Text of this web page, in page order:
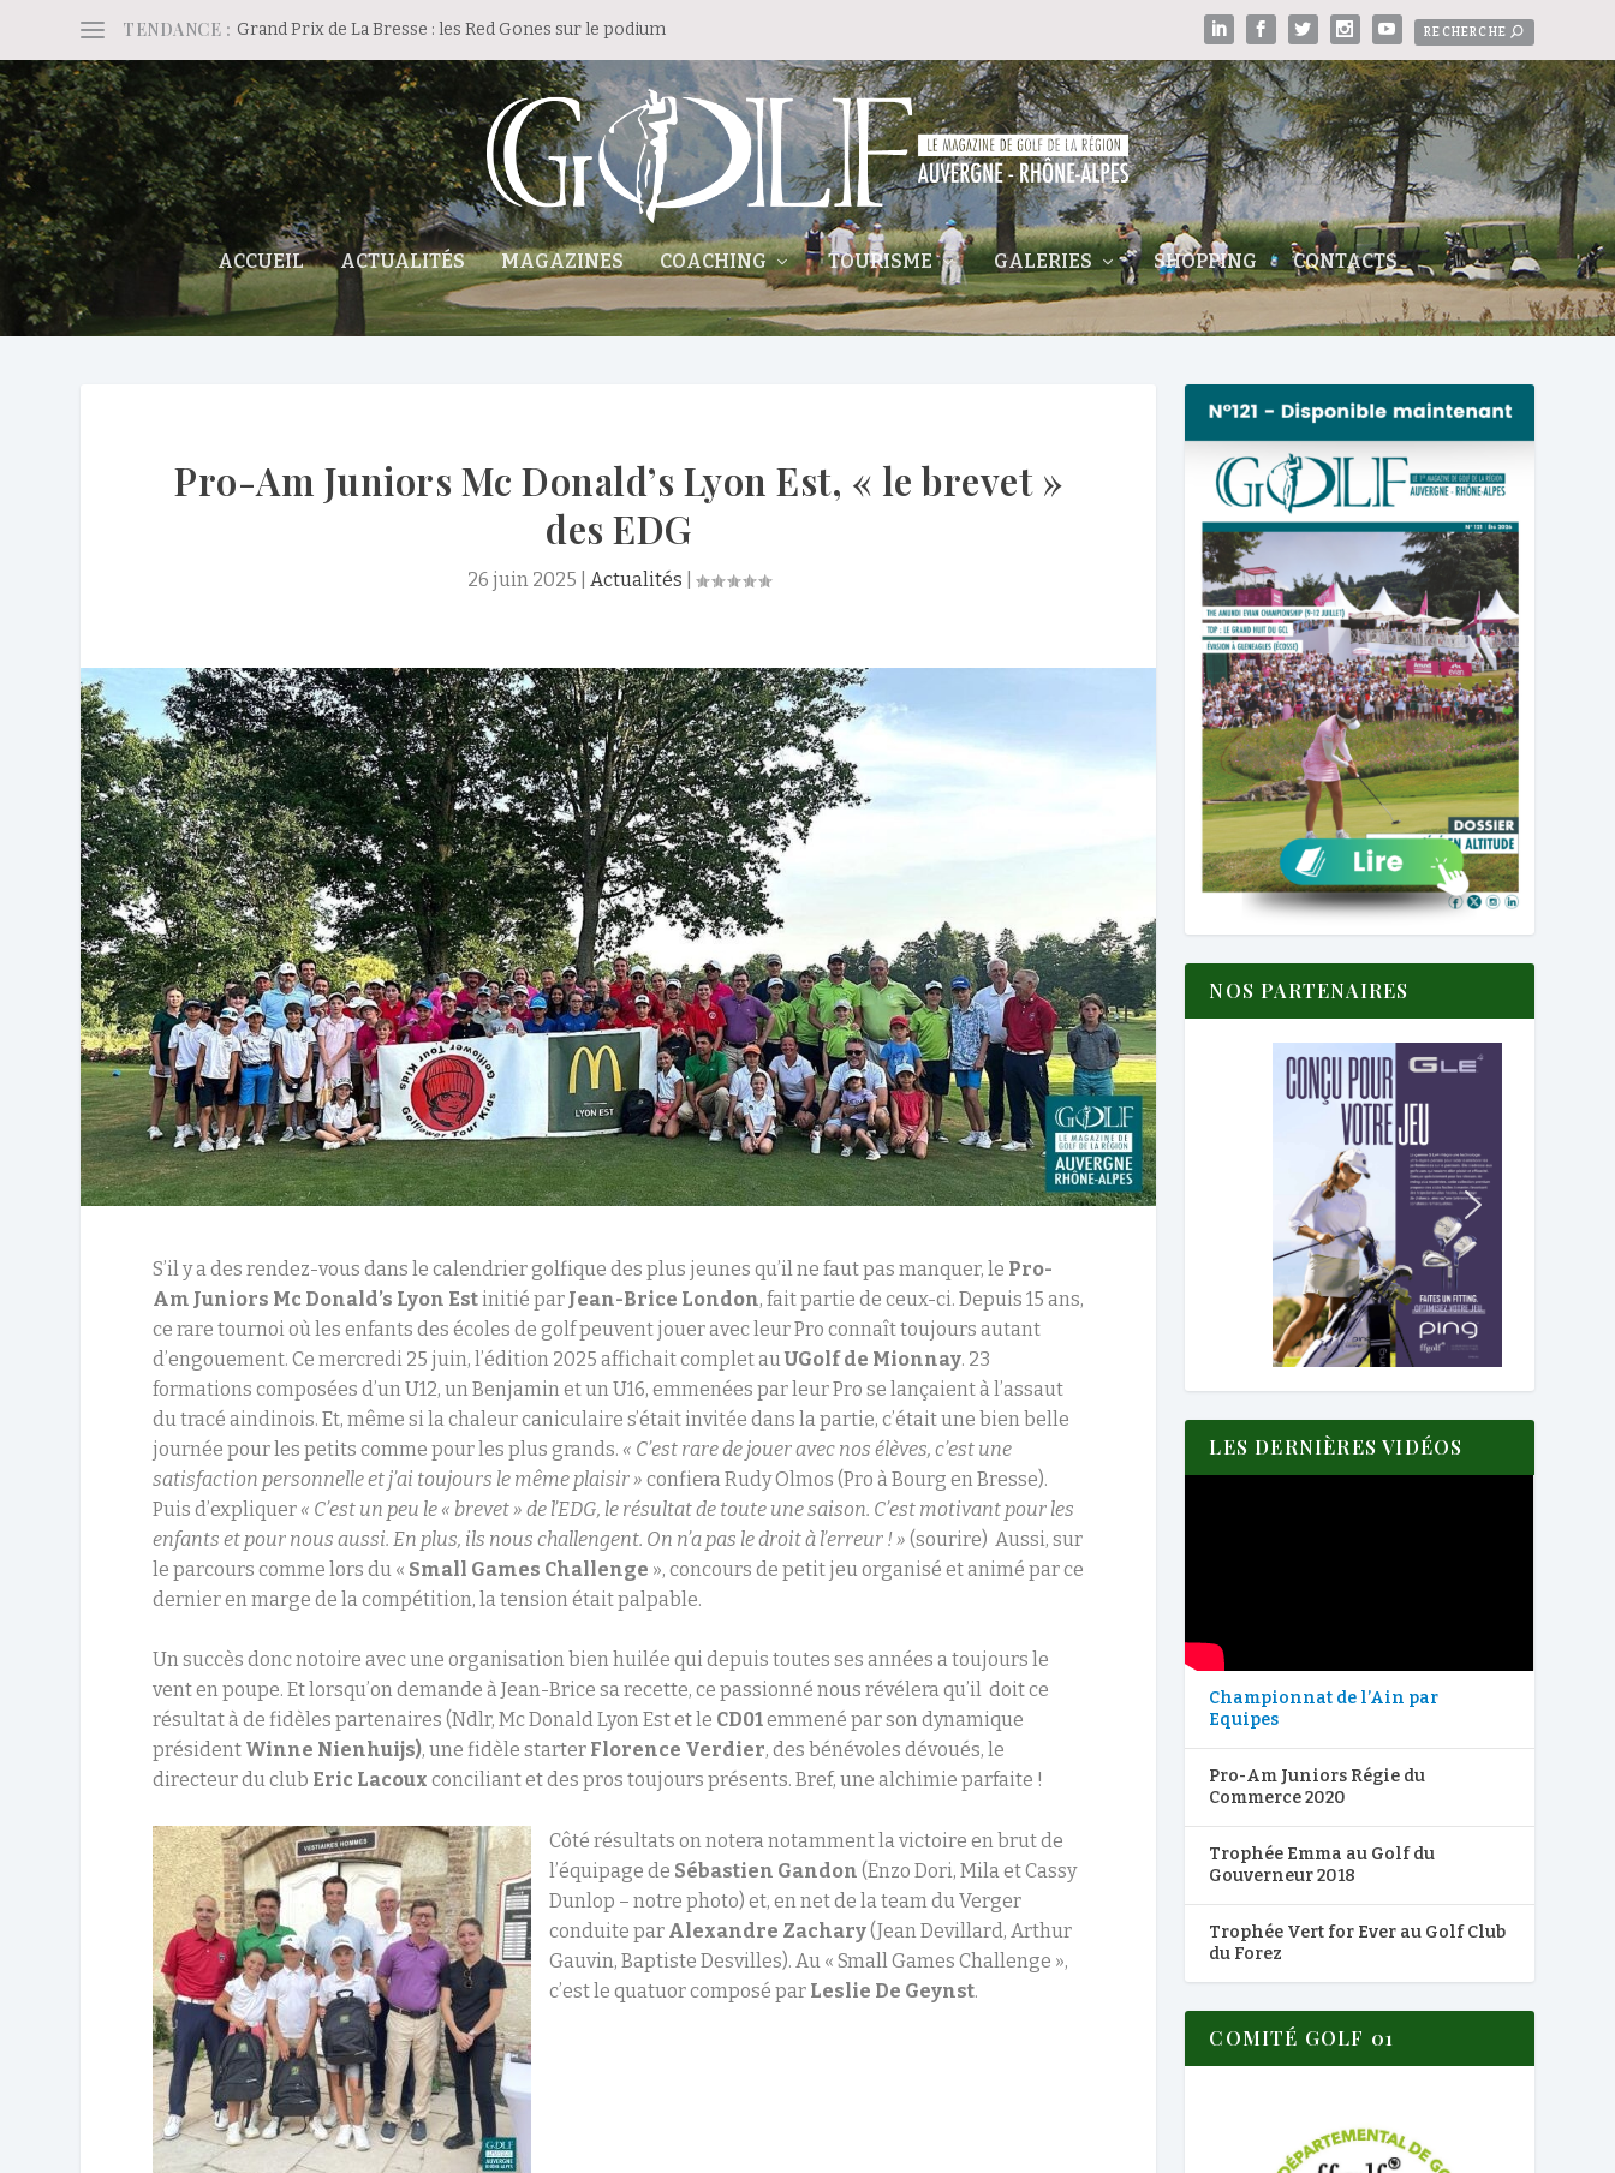
TENDANCE : Grand Prix de La Bresse : les Red Gones sur le podium
ACCUEIL ACTUALITÉS MAGAZINES COACHING TOURISME GALERIES SHOPPING CONTACTS
Pro-Am Juniors Mc Donald’s Lyon Est, « le brevet »
des EDG
26 juin 2025 Actualités
S’il y a des rendez-vous dans le calendrier golfique des plus jeunes qu’il ne faut pas manquer, le Pro-
Am Juniors Mc Donald’s Lyon Est initié par Jean-Brice London, fait partie de ceux-ci. Depuis 15 ans,
ce rare tournoi où les enfants des écoles de golf peuvent jouer avec leur Pro connaît toujours autant
d’engouement. Ce mercredi 25 juin, l’édition 2025 affichait complet auUGolf de Mionnay. 23
formations composées d’un U12, un Benjamin et un U16, emmenées par leur Pro se lançaient à l’assaut
du tracé aindinois. Et, même si la chaleur caniculaire s’était invitée dans la partie, c’était une bien belle
journée pour les petits comme pour les plus grands. « C’est rare de jouer avec nos élèves, c’est une
satisfaction personnelle et j’ai toujours le même plaisir » confiera Rudy Olmos (Pro à Bourg en Bresse).
Puis d’expliquer « C’est un peu le « brevet » de l’EDG, le résultat de toute une saison. C’est motivant pour les
enfants et pour nous aussi. En plus, ils nous challengent. On n’a pas le droit à l’erreur ! » (sourire) Aussi, sur
le parcours comme lors du « Small Games Challenge », concours de petit jeu organisé et animé par ce
dernier en marge de la compétition, la tension était palpable.
Un succès donc notoire avec une organisation bien huilée qui depuis toutes ses années a toujours le
vent en poupe. Et lorsqu’on demande à Jean-Brice sa recette, ce passionné nous révélera qu’il doit ce
résultat à de fidèles partenaires (Ndlr, Mc Donald Lyon Est et le CD01emmené par son dynamique
président Winne Nienhuijs), une fidèle starter Florence Verdier, des bénévoles dévoués, le
directeur du club Eric Lacoux conciliant et des pros toujours présents. Bref, une alchimie parfaite !
Côté résultats on notera notamment la victoire en brut de
l’équipage de Sébastien Gandon (Enzo Dori, Mila et Cassy
Dunlop – notre photo) et, en net de la team du Verger
conduite par Alexandre Zachary(Jean Devillard, Arthur
Gauvin, Baptiste Desvilles). Au « Small Games Challenge »,
c’est le quatuor composé par Leslie De Geynst.
NOS PARTENAIRES
LES DERNIÈRES VIDÉOS
Championnat de l’Ain par
Equipes
Pro-Am Juniors Régie du
Commerce 2020
Trophée Emma au Golf du
Gouverneur 2018
Trophée Vert for Ever au Golf Club
du Forez
COMITÉ GOLF 01